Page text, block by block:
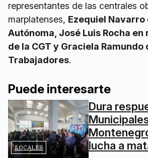
representantes de las centrales
marplatenses, Ezequiel Navarro
Autónoma, José Luis Rocha
de la CGT y Graciela Ramundo
Trabajadores.
Puede interesarte
LOCALES
Dura
lucha a